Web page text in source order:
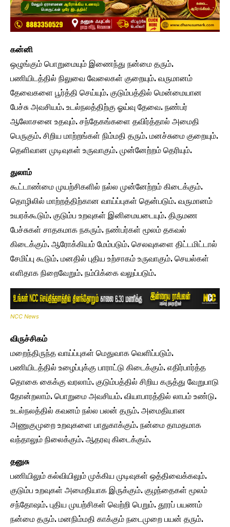
கன்னி
ஒழுங்கும் பொறுமையும் இணைந்து நன்மை தரும்.
பணியிடத்தில் நிலுவை வேலைகள் குறையும். வருமானம்
தேவைகளை பூர்த்தி செய்யும். குடும்பத்தில் மென்மையான
பேச்சு அவசியம். உடல்நலத்திற்கு ஓய்வு தேவை. நண்பர்
ஆலோசனை உதவும். சந்தேகங்களை தவிர்த்தால் அமைதி
பெருகும். சிறிய மாற்றங்கள் நிம்மதி தரும். மனச்சுமை குறையும்.
தெளிவான முடிவுகள் உருவாகும். முன்னேற்றம் தெரியும்.
துலாம்
கூட்டாண்மை முயற்சிகளில் நல்ல முன்னேற்றம் கிடைக்கும்.
தொழிலில் மாற்றத்திற்கான வாய்ப்புகள் தென்படும். வருமானம்
உயரக்கூடும். குடும்ப உறவுகள் இனிமையடையும். திருமண
பேச்சுகள் சாதகமாக நகரும். நண்பர்கள் மூலம் தகவல்
கிடைக்கும். ஆரோக்கியம் மேம்படும். செலவுகளை திட்டமிட்டால்
சேமிப்பு கூடும். மனதில் புதிய உற்சாகம் உருவாகும். செயல்கள்
எளிதாக நிறைவேறும். நம்பிக்கை வலுப்படும்.
NCC News
விருச்சிகம்
மறைந்திருந்த வாய்ப்புகள் மெதுவாக வெளிப்படும்.
பணியிடத்தில் உழைப்புக்கு பாராட்டு கிடைக்கும். எதிர்பார்த்த
தொகை கைக்கு வரலாம். குடும்பத்தில் சிறிய கருத்து வேறுபாடு
தோன்றலாம். பொறுமை அவசியம். வியாபாரத்தில் லாபம் உண்டு.
உடல்நலத்தில் கவனம் நல்ல பலன் தரும். அமைதியான
அணுகுமுறை உறவுகளை பாதுகாக்கும். நன்மை தாமதமாக
வந்தாலும் நிலைக்கும். ஆதரவு கிடைக்கும்.
தனுசு
பணியிலும் கல்வியிலும் முக்கிய முடிவுகள் ஒத்திவைக்கவும்.
குடும்ப உறவுகள் அமைதியாக இருக்கும். குழந்தைகள் மூலம்
சந்தோஷம். புதிய முயற்சிகள் வெற்றி பெறும். தூரப் பயணம்
நன்மை தரும். மனநிம்மதி காக்கும் நடைமுறை பயன் தரும்.